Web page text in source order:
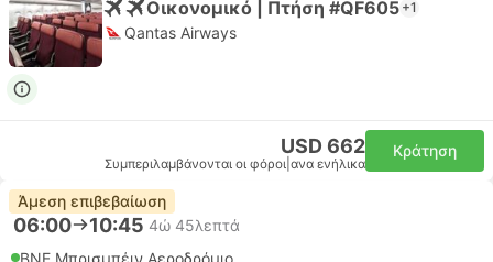
Οικονομικό | Πτήση #QF605 +1
Qantas Airways
USD 662
Συμπεριλαμβάνονται οι φόροι ανα ενήλικα
Κράτηση
Άμεση επιβεβαίωση
06:00 10:45 4ώ 45λεπτά
BNE Μπρισμπέιν Αεροδρόμιο